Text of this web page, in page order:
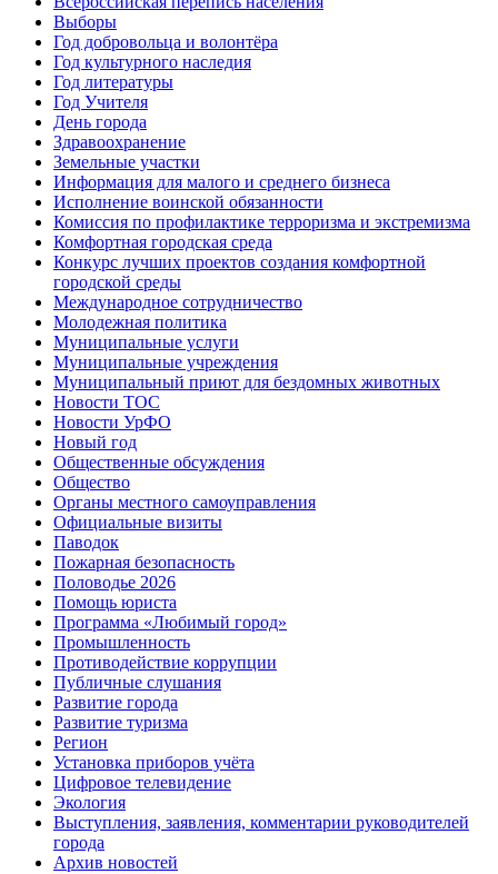
Выборы
Год добровольца и волонтёра
Год культурного наследия
Год литературы
Год Учителя
День города
Здравоохранение
Земельные участки
Информация для малого и среднего бизнеса
Исполнение воинской обязанности
Комиссия по профилактике терроризма и экстремизма
Комфортная городская среда
Конкурс лучших проектов создания комфортной
городской среды
Международное сотрудничество
Молодежная политика
Муниципальные услуги
Муниципальные учреждения
Муниципальный приют для бездомных животных
Новости ТОС
Новости УрФО
Новый год
Общественные обсуждения
Общество
Органы местного самоуправления
Официальные визиты
Паводок
Пожарная безопасность
Половодье 2026
Помощь юриста
Программа «Любимый город»
Промышленность
Противодействие коррупции
Публичные слушания
Развитие города
Развитие туризма
Регион
Установка приборов учёта
Цифровое телевидение
Экология
Выступления, заявления, комментарии руководителей
города
Архив новостей